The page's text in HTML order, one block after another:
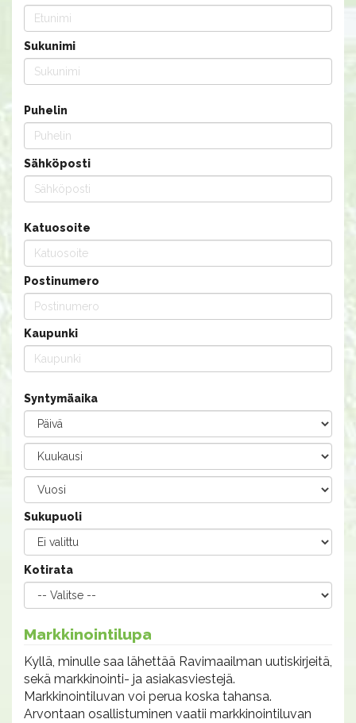
Sukunimi
Puhelin
Sähköposti
Katuosoite
Postinumero
Kaupunki
Syntymäaika
Sukupuoli
Kotirata
Markkinointilupa
Kyllä, minulle saa lähettää Ravimaailman uutiskirjeitä,
sekä markkinointi- ja asiakasviestejä.
Markkinointiluvan voi perua koska tahansa.
Arvontaan osallistuminen vaatii markkinointiluvan